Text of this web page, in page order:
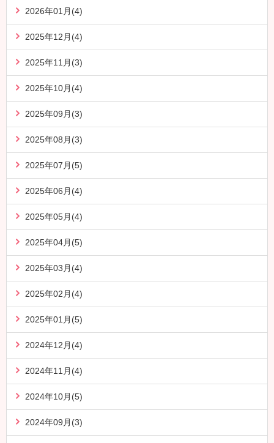
2026年01月(4)
2025年12月(4)
2025年11月(3)
2025年10月(4)
2025年09月(3)
2025年08月(3)
2025年07月(5)
2025年06月(4)
2025年05月(4)
2025年04月(5)
2025年03月(4)
2025年02月(4)
2025年01月(5)
2024年12月(4)
2024年11月(4)
2024年10月(5)
2024年09月(3)